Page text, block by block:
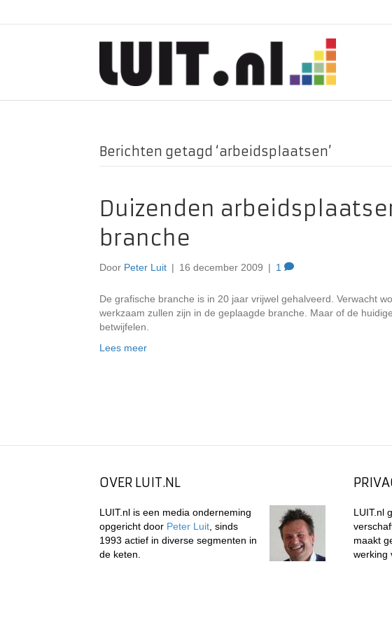
Berichten getagd ‘arbeidsplaatsen’
Duizenden
branche
Door Peter Luit | 16 december 2009 | 1
De grafische branche is in 20 jaar vrijwel gehalveerd. Verwacht
werkzaam zullen zijn in de geplaagde branche. Maar of de
betwijfelen.
Lees meer
OVER LUIT.NL
LUIT.nl is een media onderneming
opgericht door Peter Luit , sinds
1993 actief in diverse segmenten in
de keten.
LUIT.nl
maakt
werking